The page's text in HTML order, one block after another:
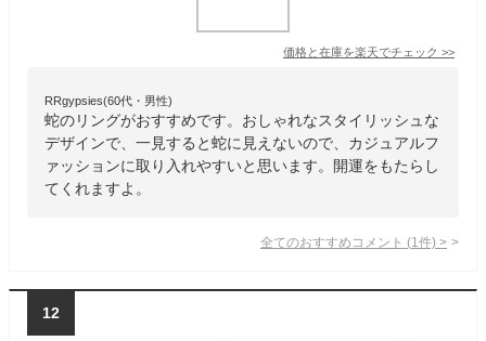
価格と在庫を楽天でチェック >>
RRgypsies(60代・男性)
蛇のリングがおすすめです。おしゃれなスタイリッシュな
デザインで、一見すると蛇に見えないので、カジュアルフ
ァッションに取り入れやすいと思います。開運をもたらし
てくれますよ。
全てのおすすめコメント (1 件) >
12